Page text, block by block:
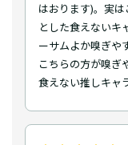
はおります)。実
とした食えないキ
ーサムよか嗅ぎや
こちらの方が嗅ぎ
食えない推しキャ